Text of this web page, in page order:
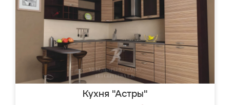
Кухня "Астры"